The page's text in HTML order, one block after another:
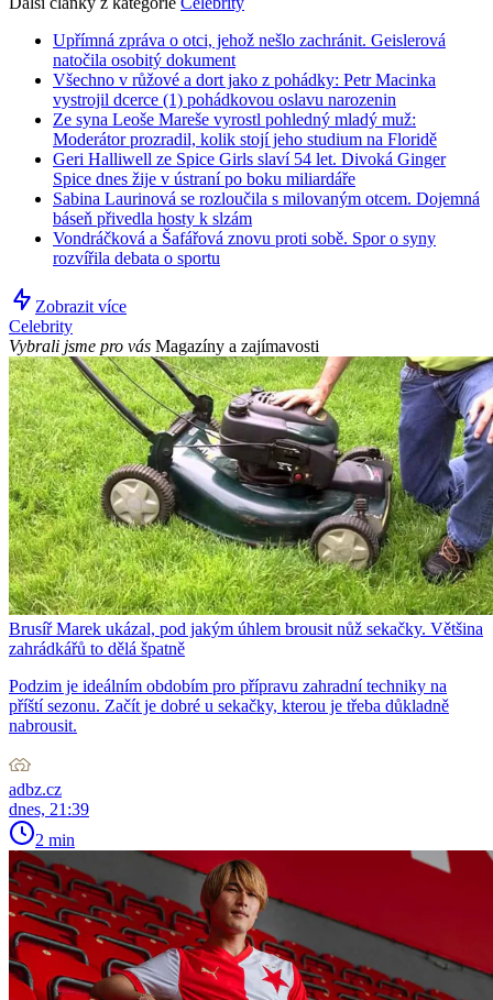
Upřímná zpráva o otci, jehož nešlo zachránit. Geislerová
natočila osobitý dokument
Všechno v růžové a dort jako z pohádky: Petr Macinka
vystrojil dcerce (1) pohádkovou oslavu narozenin
Ze syna Leoše Mareše vyrostl pohledný mladý muž:
Moderátor prozradil, kolik stojí jeho studium na Floridě
Geri Halliwell ze Spice Girls slaví 54 let. Divoká Ginger
Spice dnes žije v ústraní po boku miliardáře
Sabina Laurinová se rozloučila s milovaným otcem. Dojemná
báseň přivedla hosty k slzám
Vondráčková a Šafářová znovu proti sobě. Spor o syny
rozvířila debata o sportu
Zobrazit více
Celebrity
Vybrali jsme pro vás Magazíny a zajímavosti
Brusíř Marek ukázal, pod jakým úhlem brousit nůž sekačky. Většina
zahrádkářů to dělá špatně
Podzim je ideálním obdobím pro přípravu zahradní techniky na
příští sezonu. Začít je dobré u sekačky, kterou je třeba důkladně
nabrousit.
adbz.cz
dnes, 21:39
2 min